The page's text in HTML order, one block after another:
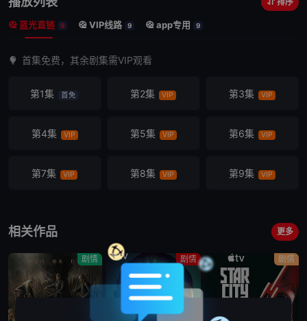
蓝光直链 9 VIP线路 9 app专用 9
首集免费，其余剧集需VIP观看
第1集 首免 第2集 VIP 第3集 VIP
第4集 VIP 第5集 VIP 第6集 VIP
第7集 VIP 第8集 VIP 第9集 VIP
相关作品 更多
剧情 剧情 剧情